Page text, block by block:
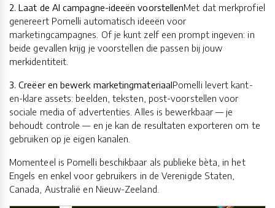
2. Laat de AI campagne-ideeën voorstellenMet dat merkprofiel
genereert Pomelli automatisch ideeën voor
marketingcampagnes. Of je kunt zelf een prompt ingeven: in
beide gevallen krijg je voorstellen die passen bij jouw
merkidentiteit.
3. Creëer en bewerk marketingmateriaalPomelli levert kant-
en-klare assets: beelden, teksten, post-voorstellen voor
sociale media of advertenties. Alles is bewerkbaar — je
behoudt controle — en je kan de resultaten exporteren om te
gebruiken op je eigen kanalen.
Momenteel is Pomelli beschikbaar als publieke bèta, in het
Engels en enkel voor gebruikers in de Verenigde Staten,
Canada, Australië en Nieuw-Zeeland.